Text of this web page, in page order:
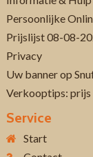
Persoonlijke
Prijslijst 08-08-
Privacy
Uw banner op
Verkooptips: prijs
Service
Start